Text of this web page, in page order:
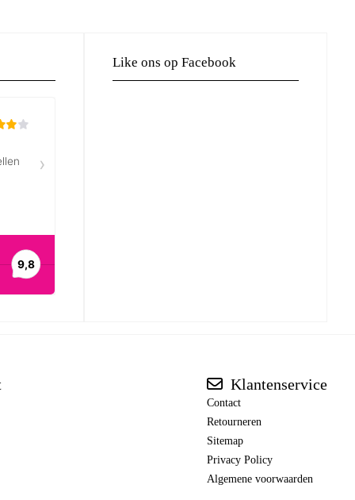
Like ons op Facebook
Klantenservice
Contact
Retourneren
Sitemap
Privacy Policy
Algemene voorwaarden